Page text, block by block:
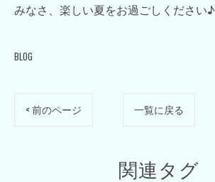
みなさ、楽しい夏をお過ごしください♪
BLOG
< 前のページ 一覧に戻る
関連タグ